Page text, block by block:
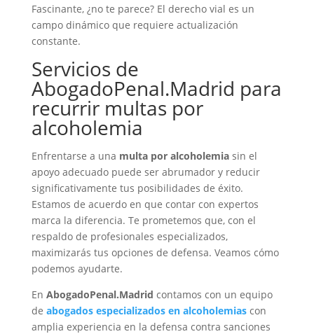
Fascinante, ¿no te parece? El derecho vial es un
campo dinámico que requiere actualización
constante.
Servicios de
AbogadoPenal.Madrid para
recurrir multas por
alcoholemia
Enfrentarse a una multa por alcoholemiasin el
apoyo adecuado puede ser abrumador y reducir
significativamente tus posibilidades de éxito.
Estamos de acuerdo en que contar con expertos
marca la diferencia. Te prometemos que, con el
respaldo de profesionales especializados,
maximizarás tus opciones de defensa. Veamos cómo
podemos ayudarte.
En AbogadoPenal.Madrid contamos con un equipo
de abogados especializados en alcoholemiascon
amplia experiencia en la defensa contra sanciones